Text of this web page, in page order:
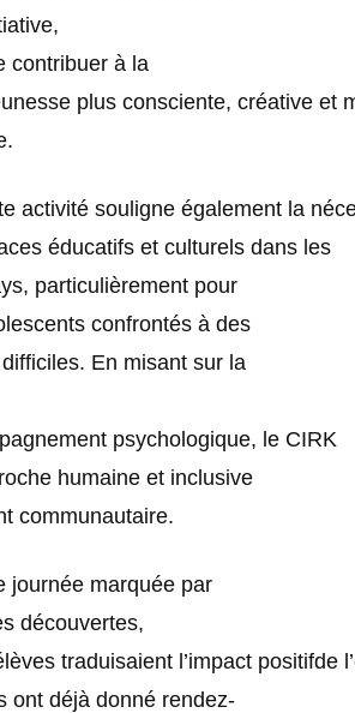
contribuer à la
plus consciente, créative et
activité souligne également la
éducatifs et culturels dans les
particulièrement pour
confrontés à des
En misant sur la
psychologique, le CIRK
humaine et inclusive
communautaire.
journée marquée par
découvertes,
traduisaient l’impact positifde
ont déjà donné rendez-